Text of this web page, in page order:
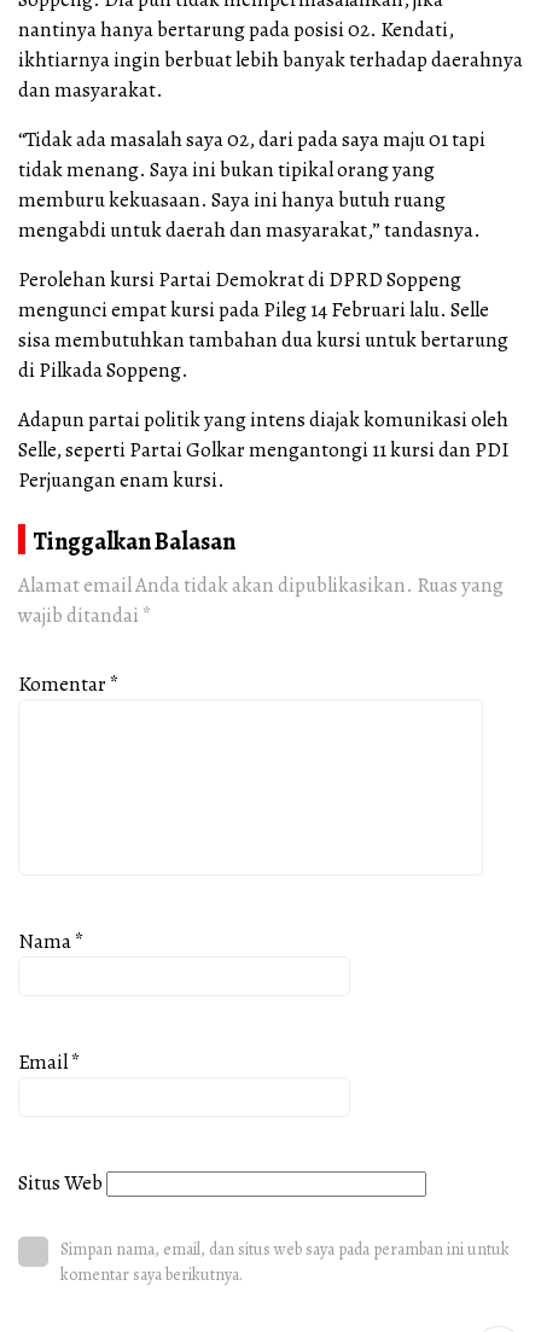
nantinya hanya bertarung pada posisi 02. Kendati,
ikhtiarnya ingin berbuat lebih banyak terhadap daerahnya
dan masyarakat.
“Tidak ada masalah saya 02, dari pada saya maju 01 tapi
tidak menang. Saya ini bukan tipikal orang yang
memburu kekuasaan. Saya ini hanya butuh ruang
mengabdi untuk daerah dan masyarakat,” tandasnya.
Perolehan kursi Partai Demokrat di DPRD Soppeng
mengunci empat kursi pada Pileg 14 Februari lalu. Selle
sisa membutuhkan tambahan dua kursi untuk bertarung
di Pilkada Soppeng.
Adapun partai politik yang intens diajak komunikasi oleh
Selle, seperti Partai Golkar mengantongi 11 kursi dan PDI
Perjuangan enam kursi.
Tinggalkan Balasan
Alamat email Anda tidak akan dipublikasikan. Ruas yang
wajib ditandai *
Komentar*
Nama*
Email*
Situs Web
Simpan nama, email, dan situs web saya pada peramban ini untuk
komentar saya berikutnya.